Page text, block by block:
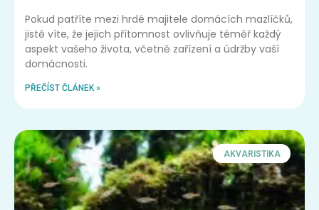
Pokud patříte mezi hrdé majitele domácích mazlíčků,
jistě víte, že jejich přítomnost ovlivňuje téměř každý
aspekt vašeho života, včetně zařízení a údržby vaší
domácnosti.
PŘEČÍST ČLÁNEK »
AKVARISTIKA